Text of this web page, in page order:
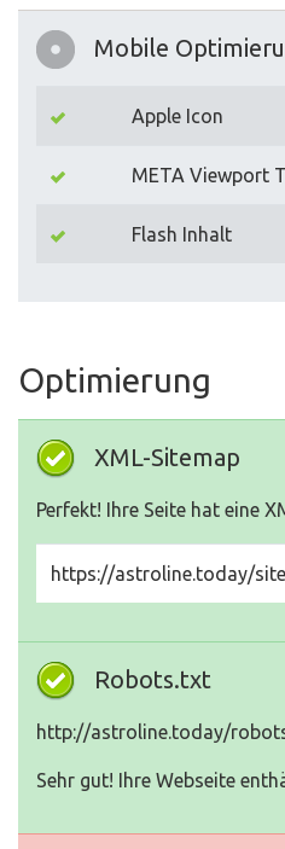
Mobile
Apple Icon
META Viewport
Flash Inhalt
Optimierung
XML-Sitemap
Perfekt! Ihre Seite hat eine
https://astroline.today/
Robots.txt
http://astroline.today/
Sehr gut! Ihre Webseite